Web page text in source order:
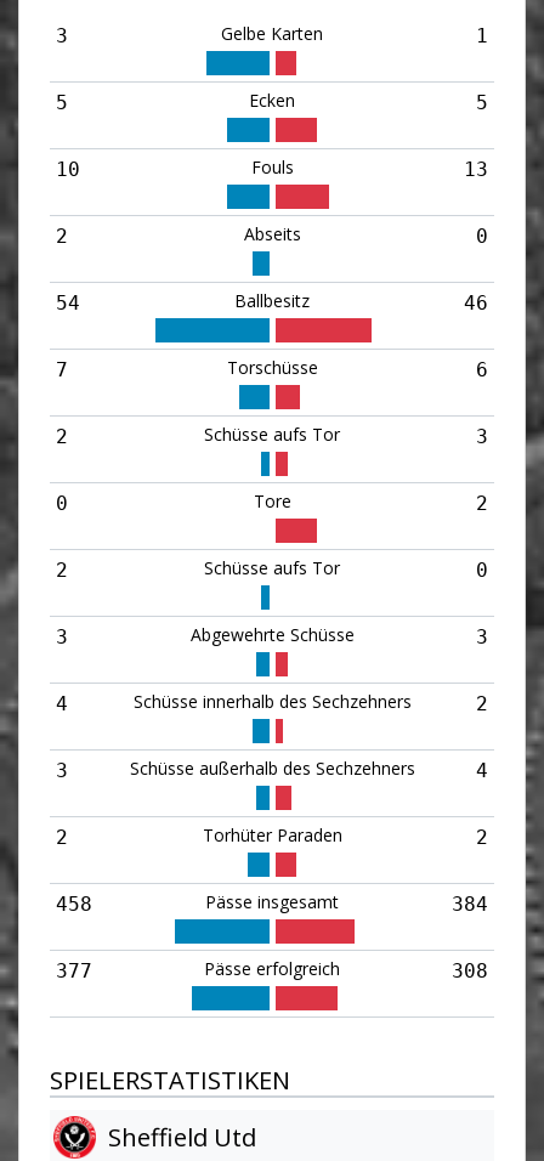
3 Gelbe Karten 1
5 Ecken 5
10 Fouls 13
2 Abseits 0
54 Ballbesitz 46
7 Torschüsse 6
2 Schüsse aufs Tor 3
0 Tore 2
2 Schüsse aufs Tor 0
3 Abgewehrte Schüsse 3
4 Schüsse innerhalb des Sechzehners 2
3 Schüsse außerhalb des Sechzehners 4
2 Torhüter Paraden 2
458 Pässe insgesamt 384
377 Pässe erfolgreich 308
SPIELERSTATISTIKEN
Sheffield Utd